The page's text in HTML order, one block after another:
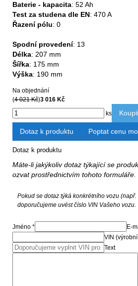
Baterie - kapacita: 52 Ah
Test za studena dle EN: 470 A
Řazení pólu: 0
Spodní provedení: 13
Délka: 207 mm
Šířka: 175 mm
Výška: 190 mm
Na objednání
(4 021 Kč)3 016 Kč
ks
Dotaz k produktu Poptat cenu
Dotaz k produktu
Máte-li jakýkoliv dotaz týkající se
ozvat prostřednictvím tohoto formuláře.
Pokud se dotaz týká konkrétního vozu
doporučujeme uvést číslo VIN Vašeho vozu.
Jméno *
E-
VIN
Text